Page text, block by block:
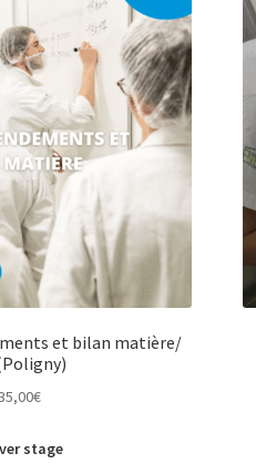
et bilan matière/
€
stage